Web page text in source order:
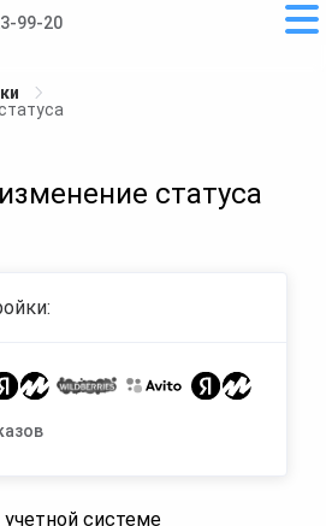
99-20
статуса
системе